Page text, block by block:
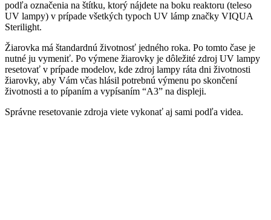
podľa označenia na štítku, ktorý nájdete na boku reaktoru (teleso
UV lampy) v prípade všetkých typoch UV lámp značky VIQUA
Sterilight.
Žiarovka má štandardnú životnosť jedného roka. Po tomto čase je
nutné ju vymeniť. Po výmene žiarovky je dôležité zdroj UV lampy
resetovať v prípade modelov, kde zdroj lampy ráta dni životnosti
žiarovky, aby Vám včas hlásil potrebnú výmenu po skončení
životnosti a to pípaním a vypísaním “A3” na displeji.
Správne resetovanie zdroja viete vykonať aj sami podľa videa.